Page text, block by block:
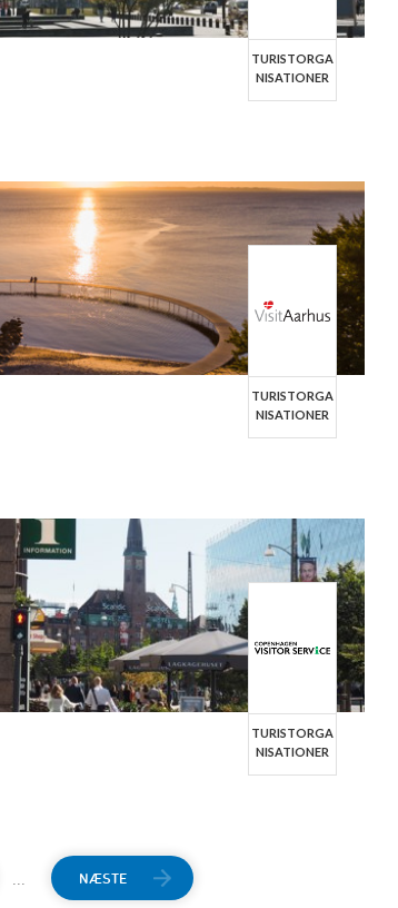
TURISTORGA
NISATIONER
TURISTORGA
NISATIONER
TURISTORGA
NISATIONER
NÆSTE